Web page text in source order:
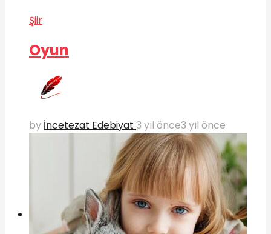
Şiir
Oyun
by İncetezat Edebiyat 3 yıl önce3 yıl önce